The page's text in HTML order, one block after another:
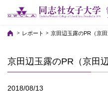
レポート 京田辺玉露のPR（京田
京田辺玉露のPR（京田
2018/08/13